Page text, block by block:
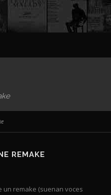
REMAKE
un remake (suenan voces